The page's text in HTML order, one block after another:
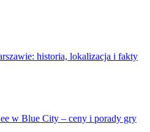
historia, lokalizacja i fakty
w Blue City – ceny i porady gry